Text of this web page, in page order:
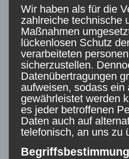
Wir haben als für die
zahlreiche technische
Maßnahmen
lückenlosen Schutz
verarbeiteten
sicherzustellen.
Datenübertragungen
aufweisen, sodass
gewährleistet werden
es jeder betroffenen
Daten auch auf
telefonisch, an uns zu